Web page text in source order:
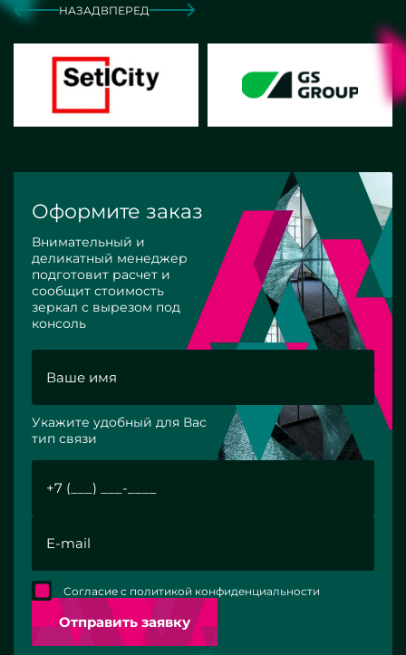
НАЗАД ВПЕРЕД
Оформите заказ
Внимательный и
деликатный менеджер
подготовит расчет и
сообщит стоимость
зеркал с вырезом под
консоль
Укажите удобный для Вас
тип связи
Отправить заявку
Согласие с политикой конфиденциальности